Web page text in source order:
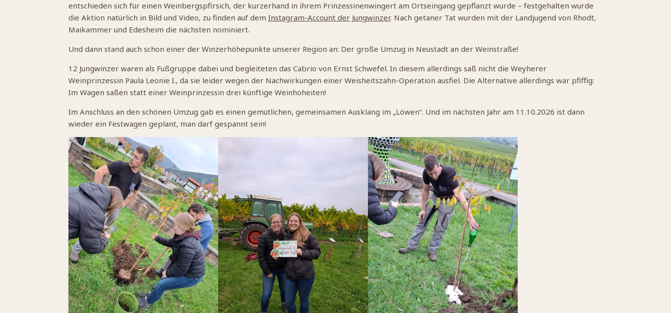
entschieden sich für einen Weinbergspfirsich, der kurzerhand in ihrem Prinzessinenwingert am Ortseingang gepflanzt wurde – festgehalten wurde
die Aktion natürlich in Bild und Video, zu finden auf dem Instagram-Account der Jungwinzer. Nach getaner Tat wurden mit der Landjugend von Rhodt,
Maikammer und Edesheim die nächsten nominiert.
Und dann stand auch schon einer der Winzerhöhepunkte unserer Region an: Der große Umzug in Neustadt an der Weinstraße!
12 Jungwinzer waren als Fußgruppe dabei und begleiteten das Cabrio von Ernst Schwefel. In diesem allerdings saß nicht die Weyherer
Weinprinzessin Paula Leonie I., da sie leider wegen der Nachwirkungen einer Weisheitszahn-Operation ausfiel. Die Alternative allerdings war pfiffig:
Im Wagen saßen statt einer Weinprinzessin drei künftige Weinhoheiten!
Im Anschluss an den schönen Umzug gab es einen gemütlichen, gemeinsamen Ausklang im „Löwen“. Und im nächsten Jahr am 11.10.2026 ist dann
wieder ein Festwagen geplant, man darf gespannt sein!